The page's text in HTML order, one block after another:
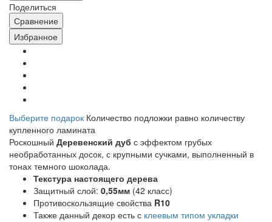
Поделиться
Сравнение
Избранное
Выберите подарок Количество подложки равно количеству
купленного ламината
Роскошный Деревенский дуб с эффектом грубых
необработанных досок, с крупными сучками, выполненный в
тонах темного шоколада.
Текстура настоящего дерева
Защитный слой: 0,55мм (42 класс)
Противоскользящие свойства R10
Также данный декор есть с клеевым типом укладки